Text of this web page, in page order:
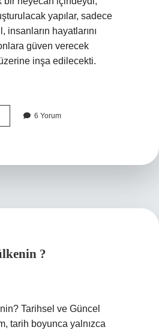
yapılar, sadece
insanların hayatlarını
güven verecek
inşa edilecekti.
Hasarsız
6 Yorum
?
Tarihsel ve Güncel
tarih boyunca yalnızca